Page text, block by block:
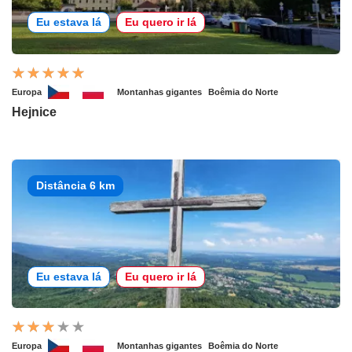
Eu estava lá Eu quero ir lá
Europa Montanhas gigantes Boêmia do Norte
Hejnice
Distância 6 km
Eu estava lá Eu quero ir lá
Europa Montanhas gigantes Boêmia do Norte